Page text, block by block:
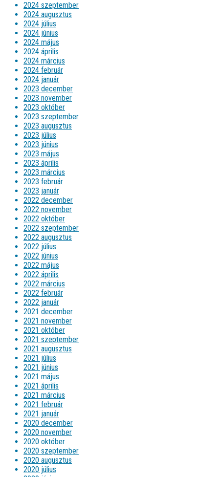
2024 szeptember
2024 augusztus
2024 július
2024 június
2024 május
2024 április
2024 március
2024 február
2024 január
2023 december
2023 november
2023 október
2023 szeptember
2023 augusztus
2023 július
2023 június
2023 május
2023 április
2023 március
2023 február
2023 január
2022 december
2022 november
2022 október
2022 szeptember
2022 augusztus
2022 július
2022 június
2022 május
2022 április
2022 március
2022 február
2022 január
2021 december
2021 november
2021 október
2021 szeptember
2021 augusztus
2021 július
2021 június
2021 május
2021 április
2021 március
2021 február
2021 január
2020 december
2020 november
2020 október
2020 szeptember
2020 augusztus
2020 július